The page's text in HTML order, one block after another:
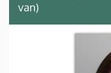
van)